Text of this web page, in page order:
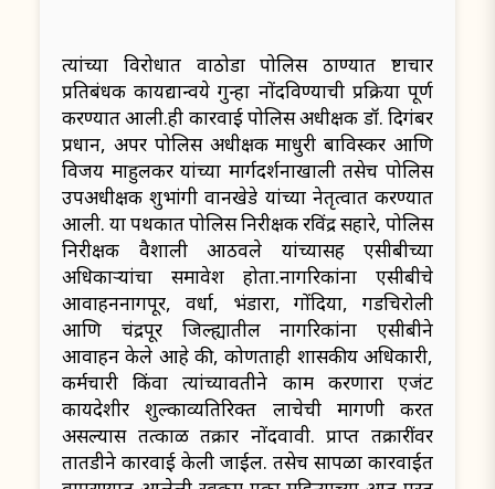
त्यांच्या विरोधात वाठोडा पोलिस ठाण्यात भ्रष्टाचार
प्रतिबंधक कायद्यान्वये गुन्हा नोंदविण्याची प्रक्रिया पूर्ण
करण्यात आली.ही कारवाई पोलिस अधीक्षक डॉ. दिगंबर
प्रधान, अपर पोलिस अधीक्षक माधुरी बाविस्कर आणि
विजय माहुलकर यांच्या मार्गदर्शनाखाली तसेच पोलिस
उपअधीक्षक शुभांगी वानखेडे यांच्या नेतृत्वात करण्यात
आली. या पथकात पोलिस निरीक्षक रविंद्र सहारे, पोलिस
निरीक्षक वैशाली आठवले यांच्यासह एसीबीच्या
अधिकाऱ्यांचा समावेश होता.नागरिकांना एसीबीचे
आवाहननागपूर, वर्धा, भंडारा, गोंदिया, गडचिरोली
आणि चंद्रपूर जिल्ह्यातील नागरिकांना एसीबीने
आवाहन केले आहे की, कोणताही शासकीय अधिकारी,
कर्मचारी किंवा त्यांच्यावतीने काम करणारा एजंट
कायदेशीर शुल्काव्यतिरिक्त लाचेची मागणी करत
असल्यास तत्काळ तक्रार नोंदवावी. प्राप्त तक्रारींवर
तातडीने कारवाई केली जाईल. तसेच सापळा कारवाईत